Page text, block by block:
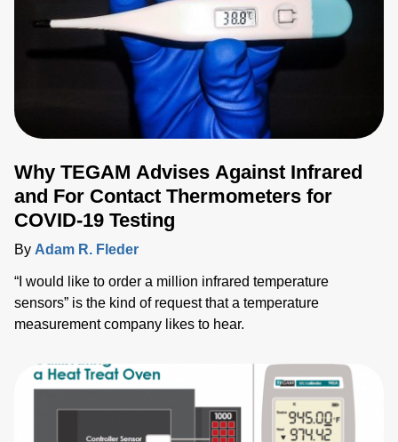
Why TEGAM Advises Against Infrared
and For Contact Thermometers for
COVID-19 Testing
By Adam R. Fleder
“I would like to order a million infrared temperature
sensors” is the kind of request that a temperature
measurement company likes to hear.